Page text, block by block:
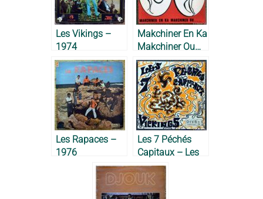
Les Vikings –
1974
Makchiner En Ka
Makchiner Ou…
– Typical
Combo, 1972
Les Rapaces –
1976
Les 7 Péchés
Capitaux – Les
Vikings de la
Guadeloupe,
1973